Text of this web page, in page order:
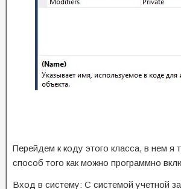
Перейдем к коду этого класса, в нем я
способ того как можно программно
Вход в систему: С системой учетной